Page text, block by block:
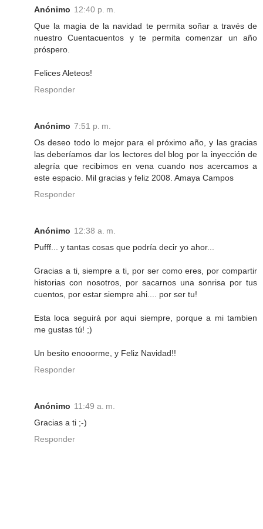
Anónimo 12:40 p. m.
Que la magia de la navidad te permita soñar a través de
nuestro Cuentacuentos y te permita comenzar un año
próspero.
Felices Aleteos!
Responder
Anónimo 7:51 p. m.
Os deseo todo lo mejor para el próximo año, y las gracias
las deberíamos dar los lectores del blog por la inyección de
alegría que recibimos en vena cuando nos acercamos a
este espacio. Mil gracias y feliz 2008. Amaya Campos
Responder
Anónimo 12:38 a. m.
Pufff... y tantas cosas que podría decir yo ahor...
Gracias a ti, siempre a ti, por ser como eres, por compartir
historias con nosotros, por sacarnos una sonrisa por tus
cuentos, por estar siempre ahi.... por ser tu!
Esta loca seguirá por aqui siempre, porque a mi tambien
me gustas tú! ;)
Un besito enooorme, y Feliz Navidad!!
Responder
Anónimo 11:49 a. m.
Gracias a ti ;-)
Responder